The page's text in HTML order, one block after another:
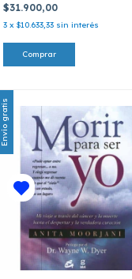
$31.900,00
3 x $10.633,33 sin interés
Envío gratis